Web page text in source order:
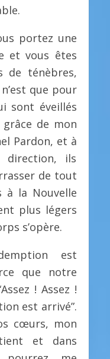
portez une
et vous êtes
de ténèbres,
que pour
sont éveillés
de mon
Pardon, et à
direction, ils
de tout
à la Nouvelle
plus légers
s’opère.
est
que notre
! Assez !
est arrivé”.
cœurs, mon
et dans